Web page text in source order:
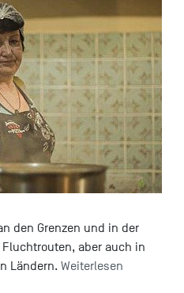
den Grenzen und in der
aber auch in
Ländern. Weiterlesen